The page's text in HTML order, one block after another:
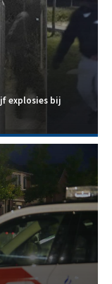
explosies bij